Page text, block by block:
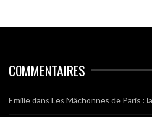
COMMENTAIRES
Emiliedans Les Mâchonnes de Paris :